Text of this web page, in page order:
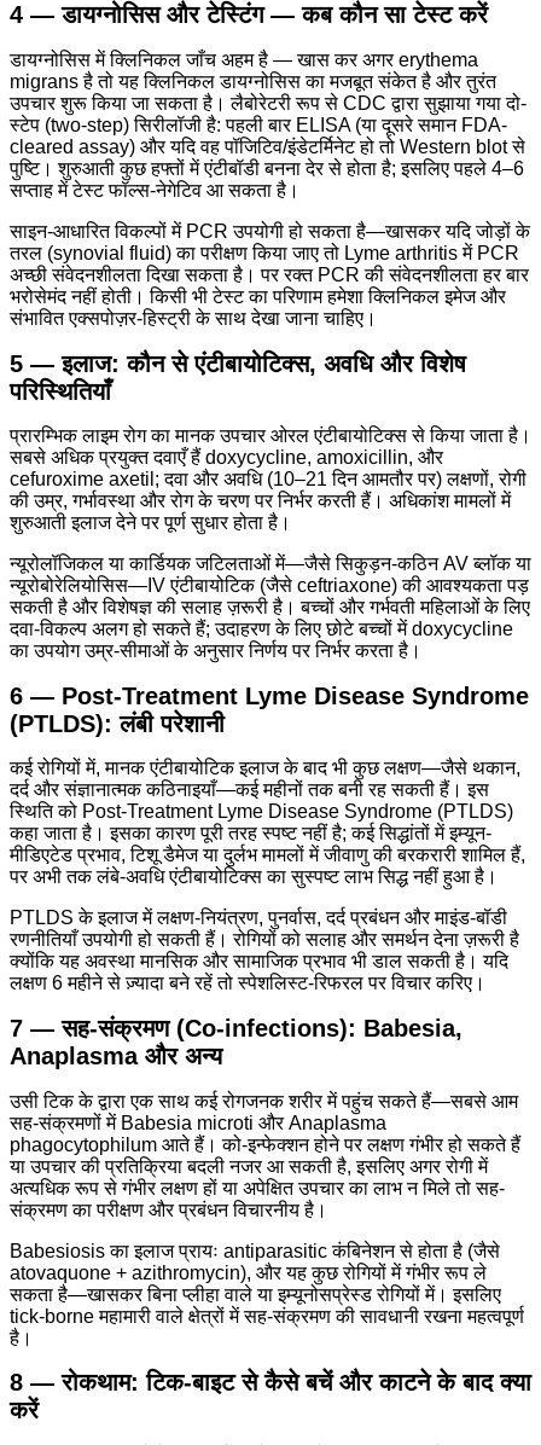
4 — डायग्नोसिस और टेस्टिंग — कब कौन सा टेस्ट करें
डायग्नोसिस में क्लिनिकल जाँच अहम है — खास कर अगर erythema
migrans है तो यह क्लिनिकल डायग्नोसिस का मजबूत संकेत है और तुरंत
उपचार शुरू किया जा सकता है। लैबोरेटरी रूप से CDC द्वारा सुझाया गया दो-
स्टेप (two-step) सिरीलॉजी है: पहली बार ELISA (या दूसरे समान FDA-
cleared assay) और यदि वह पॉजिटिव/इंडेटर्मिनेट हो तो Western blot से
पुष्टि। शुरुआती कुछ हफ्तों में एंटीबॉडी बनना देर से होता है; इसलिए पहले 4–6
सप्ताह में टेस्ट फॉल्स-नेगेटिव आ सकता है।
साइन-आधारित विकल्पों में PCR उपयोगी हो सकता है—खासकर यदि जोड़ों के
तरल (synovial fluid) का परीक्षण किया जाए तो Lyme arthritis में PCR
अच्छी संवेदनशीलता दिखा सकता है। पर रक्त PCR की संवेदनशीलता हर बार
भरोसेमंद नहीं होती। किसी भी टेस्ट का परिणाम हमेशा क्लिनिकल इमेज और
संभावित एक्सपोज़र-हिस्ट्री के साथ देखा जाना चाहिए।
5 — इलाज: कौन से एंटीबायोटिक्स, अवधि और विशेष
परिस्थितियाँ
प्रारम्भिक लाइम रोग का मानक उपचार ओरल एंटीबायोटिक्स से किया जाता है।
सबसे अधिक प्रयुक्त दवाएँ हैं doxycycline, amoxicillin, और
cefuroxime axetil; दवा और अवधि (10–21 दिन आमतौर पर) लक्षणों, रोगी
की उम्र, गर्भावस्था और रोग के चरण पर निर्भर करती हैं। अधिकांश मामलों में
शुरुआती इलाज देने पर पूर्ण सुधार होता है।
न्यूरोलॉजिकल या कार्डियक जटिलताओं में—जैसे सिकुड़न-कठिन AV ब्लॉक या
न्यूरोबोरेलियोसिस—IV एंटीबायोटिक (जैसे ceftriaxone) की आवश्यकता पड़
सकती है और विशेषज्ञ की सलाह ज़रूरी है। बच्चों और गर्भवती महिलाओं के लिए
दवा-विकल्प अलग हो सकते हैं; उदाहरण के लिए छोटे बच्चों में doxycycline
का उपयोग उम्र-सीमाओं के अनुसार निर्णय पर निर्भर करता है।
6 — Post-Treatment Lyme Disease Syndrome
(PTLDS): लंबी परेशानी
कई रोगियों में, मानक एंटीबायोटिक इलाज के बाद भी कुछ लक्षण—जैसे थकान,
दर्द और संज्ञानात्मक कठिनाइयाँ—कई महीनों तक बनी रह सकती हैं। इस
स्थिति को Post-Treatment Lyme Disease Syndrome (PTLDS)
कहा जाता है। इसका कारण पूरी तरह स्पष्ट नहीं है; कई सिद्धांतों में इम्यून-
मीडिएटेड प्रभाव, टिशू डैमेज या दुर्लभ मामलों में जीवाणु की बरकरारी शामिल हैं,
पर अभी तक लंबे-अवधि एंटीबायोटिक्स का सुस्पष्ट लाभ सिद्ध नहीं हुआ है।
PTLDS के इलाज में लक्षण-नियंत्रण, पुनर्वास, दर्द प्रबंधन और माइंड-बॉडी
रणनीतियाँ उपयोगी हो सकती हैं। रोगियों को सलाह और समर्थन देना ज़रूरी है
क्योंकि यह अवस्था मानसिक और सामाजिक प्रभाव भी डाल सकती है। यदि
लक्षण 6 महीने से ज़्यादा बने रहें तो स्पेशलिस्ट-रिफरल पर विचार करिए।
7 — सह-संक्रमण (Co-infections): Babesia,
Anaplasma और अन्य
उसी टिक के द्वारा एक साथ कई रोगजनक शरीर में पहुंच सकते हैं—सबसे आम
सह-संक्रमणों में Babesia microti और Anaplasma
phagocytophilum आते हैं। को-इन्फेक्शन होने पर लक्षण गंभीर हो सकते हैं
या उपचार की प्रतिक्रिया बदली नजर आ सकती है, इसलिए अगर रोगी में
अत्यधिक रूप से गंभीर लक्षण हों या अपेक्षित उपचार का लाभ न मिले तो सह-
संक्रमण का परीक्षण और प्रबंधन विचारनीय है।
Babesiosis का इलाज प्रायः antiparasitic कंबिनेशन से होता है (जैसे
atovaquone + azithromycin), और यह कुछ रोगियों में गंभीर रूप ले
सकता है—खासकर बिना प्लीहा वाले या इम्यूनोसप्रेस्ड रोगियों में। इसलिए
tick-borne महामारी वाले क्षेत्रों में सह-संक्रमण की सावधानी रखना महत्वपूर्ण
है।
8 — रोकथाम: टिक-बाइट से कैसे बचें और काटने के बाद क्या
करें